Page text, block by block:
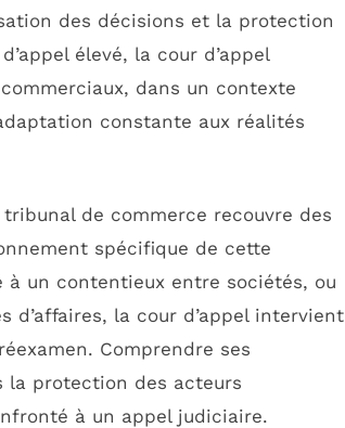
des décisions et la protection
élevé, la cour d’appel
dans un contexte
constante aux réalités
de commerce recouvre des
spécifique de cette
à un contentieux entre sociétés, ou
la cour d’appel intervient
Comprendre ses
la protection des acteurs
à un appel judiciaire.